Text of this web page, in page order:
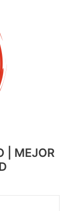
| MEJOR